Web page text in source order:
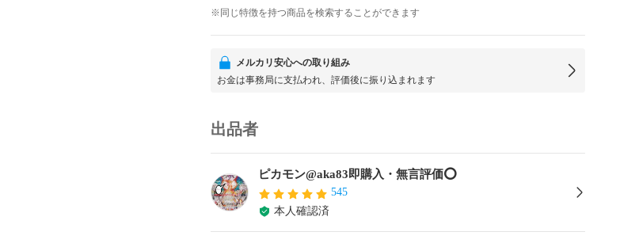
※同じ特徴を持つ商品を検索することができます
メルカリ安心への取り組み
お金は事務局に支払われ、評価後に振り込まれます
出品者
ピカモン@aka83即購入・無言評価⭕️
545
本人確認済